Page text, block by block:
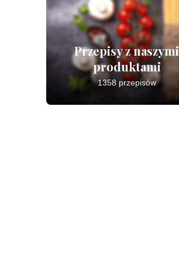
Przepisy z naszymi
produktami
1358 przepisów